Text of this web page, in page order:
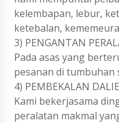
kelembapan, lebur,
ketebalan,
3) PENGANTAN
Pada asas yang
pesanan di tumbuhan
4) PEMBEKALAN
Kami bekerjasama
peralatan makmal